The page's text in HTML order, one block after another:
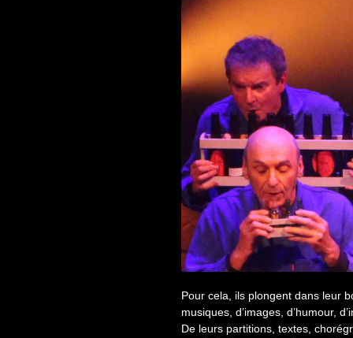
Pour cela, ils plongent dans leur
musiques, d’images, d’humour,
De leurs partitions, textes,